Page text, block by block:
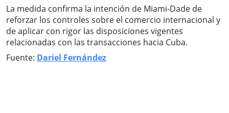
La medida confirma la intención de Miami-Dade de
reforzar los controles sobre el comercio internacional y
de aplicar con rigor las disposiciones vigentes
relacionadas con las transacciones hacia Cuba.
Fuente: Dariel Fernández